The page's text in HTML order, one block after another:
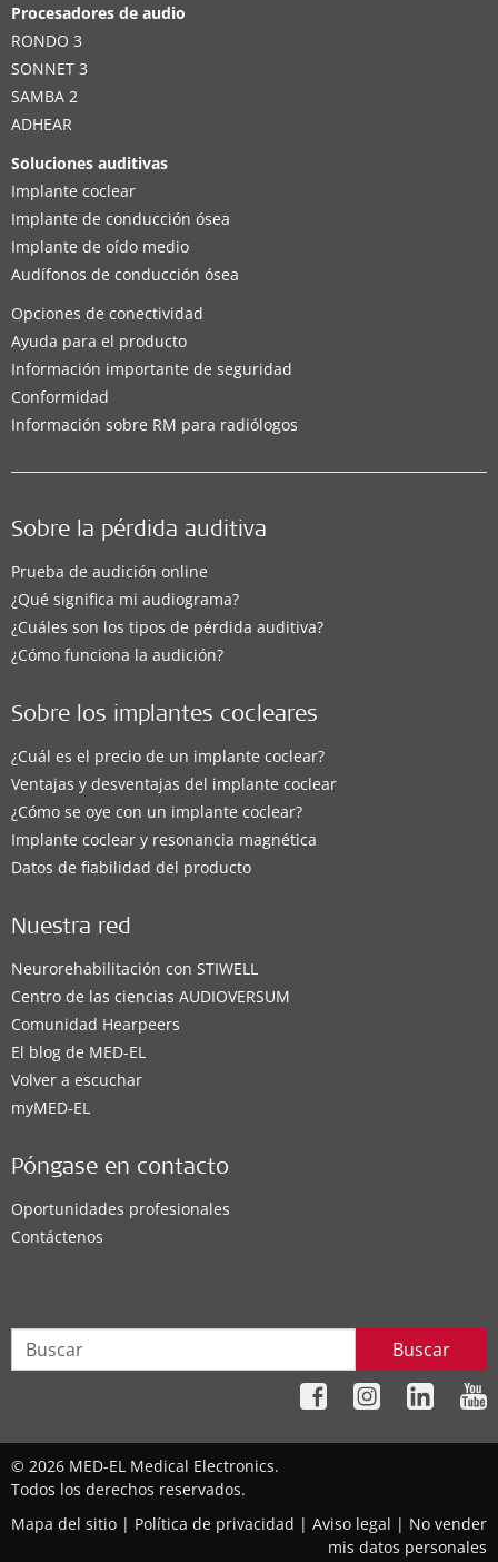
Procesadores de audio
RONDO 3
SONNET 3
SAMBA 2
ADHEAR
Soluciones auditivas
Implante coclear
Implante de conducción ósea
Implante de oído medio
Audífonos de conducción ósea
Opciones de conectividad
Ayuda para el producto
Información importante de seguridad
Conformidad
Información sobre RM para radiólogos
Sobre la pérdida auditiva
Prueba de audición online
¿Qué significa mi audiograma?
¿Cuáles son los tipos de pérdida auditiva?
¿Cómo funciona la audición?
Sobre los implantes cocleares
¿Cuál es el precio de un implante coclear?
Ventajas y desventajas del implante coclear
¿Cómo se oye con un implante coclear?
Implante coclear y resonancia magnética
Datos de fiabilidad del producto
Nuestra red
Neurorehabilitación con STIWELL
Centro de las ciencias AUDIOVERSUM
Comunidad Hearpeers
El blog de MED-EL
Volver a escuchar
myMED‑EL
Póngase en contacto
Oportunidades profesionales
Contáctenos
Buscar
© 2026 MED-EL Medical Electronics.
Todos los derechos reservados.
Mapa del sitio | Política de privacidad | Aviso legal | No vender
mis datos personales